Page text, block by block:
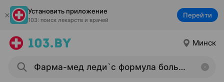
Установить приложение
103: поиск лекарств и врачей
Перейти
Минск